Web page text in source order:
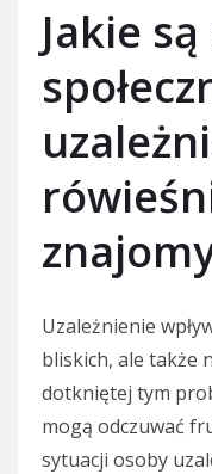
Jakie
Uzależnienie
bliskich, ale także
dotkniętej tym
mogą odczuwać
sytuacji osoby